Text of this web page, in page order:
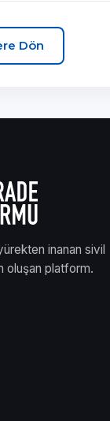
Dön
inanan sivil
oluşan platform.